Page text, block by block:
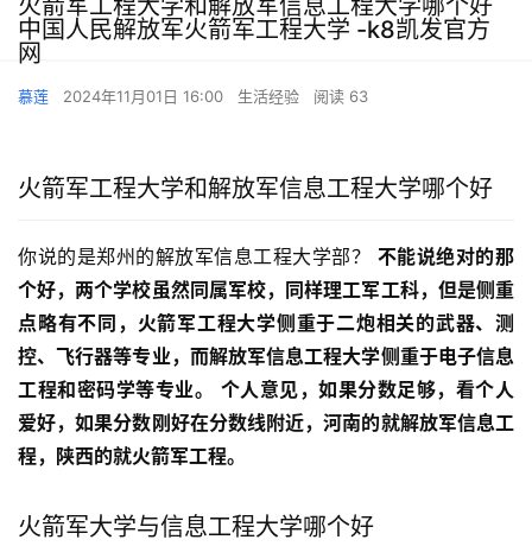
火箭军工程大学和解放军信息工程大学哪个好
中国人民解放军火箭军工程大学 -k8凯发官方
网
慕莲 2024年11月01日 16:00 生活经验 阅读 63
火箭军工程大学和解放军信息工程大学哪个好
你说的是郑州的解放军信息工程大学部？ 不能说绝对的那
个好，两个学校虽然同属军校，同样理工军工科，但是侧重
点略有不同，火箭军工程大学侧重于二炮相关的武器、测
控、飞行器等专业，而解放军信息工程大学侧重于电子信息
工程和密码学等专业。
个人意见，如果分数足够，看个人
爱好，如果分数刚好在分数线附近，河南的就解放军信息工
程，陕西的就火箭军工程。
火箭军大学与信息工程大学哪个好